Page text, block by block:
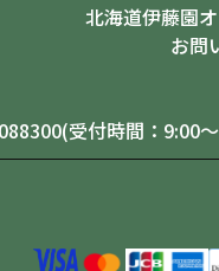
北海道伊藤園
お問
受付時間：9:00